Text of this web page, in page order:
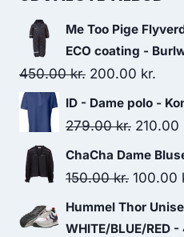
Me Too Pige
ECO coating -
450.00kr. Original
price
was:
200.00 kr.
is:
ID - Dame polo -
279.00kr. Original
price
was:
210.00
ChaCha Dame
150.00kr. Original
price
was:
100.00
Hummel Thor
WHITE/BLUE/RED -